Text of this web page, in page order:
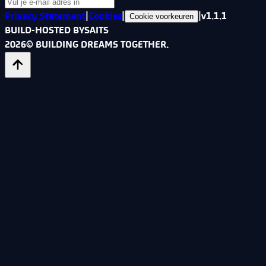
Privacy Statement| Cookies Cookie voorkeuren v1.1.1
BUILD-HOSTED BYSAITS
2026© BUILDING DREAMS TOGETHER.